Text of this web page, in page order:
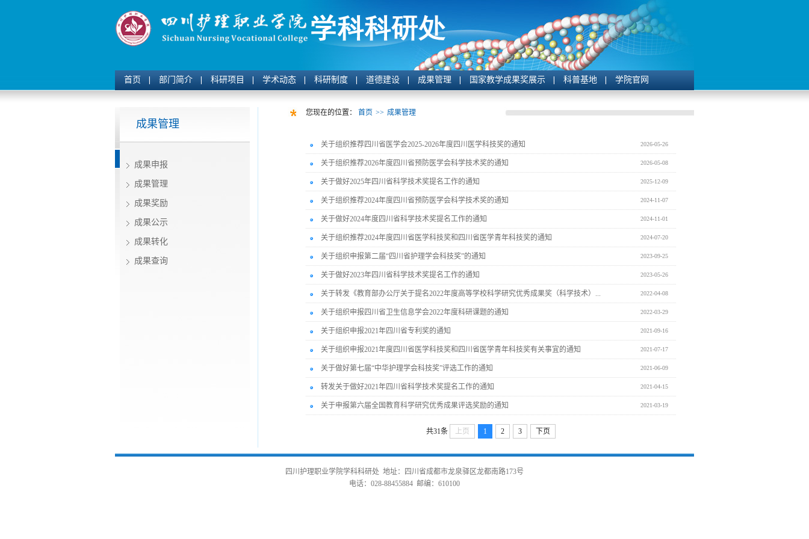
首页 部门简介 科研项目 学术动态 科研制度 道德建设 成果管理 国家教学成果奖展示 科普基地 学院官网
成果管理
成果申报
成果管理
成果奖励
成果公示
成果转化
成果查询
您现在的位置： 首页 >> 成果管理
关于组织推荐四川省医学会2025-2026年度四川医学科技奖的通知 2026-05-26
关于组织推荐2026年度四川省预防医学会科学技术奖的通知 2026-05-08
关于做好2025年四川省科学技术奖提名工作的通知 2025-12-09
关于组织推荐2024年度四川省预防医学会科学技术奖的通知 2024-11-07
关于做好2024年度四川省科学技术奖提名工作的通知 2024-11-01
关于组织推荐2024年度四川省医学科技奖和四川省医学青年科技奖的通知 2024-07-20
关于组织申报第二届“四川省护理学会科技奖”的通知 2023-09-25
关于做好2023年四川省科学技术奖提名工作的通知 2023-05-26
关于转发《教育部办公厅关于提名2022年度高等学校科学研究优秀成果奖（科学技术）... 2022-04-08
关于组织申报四川省卫生信息学会2022年度科研课题的通知 2022-03-29
关于组织申报2021年四川省专利奖的通知 2021-09-16
关于组织申报2021年度四川省医学科技奖和四川省医学青年科技奖有关事宜的通知 2021-07-17
关于做好第七届“中华护理学会科技奖”评选工作的通知 2021-06-09
转发关于做好2021年四川省科学技术奖提名工作的通知 2021-04-15
关于申报第六届全国教育科学研究优秀成果评选奖励的通知 2021-03-19
共31条 上页 1 2 3 下页
四川护理职业学院学科科研处 地址：四川省成都市龙泉驿区龙都南路173号
电话：028-88455884 邮编：610100